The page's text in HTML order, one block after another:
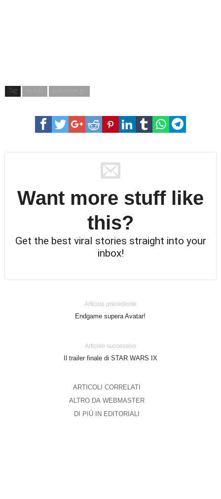
Tag pokemon go
Want more stuff like
this?
Get the best viral stories straight into your
inbox!
Articolo precedente
Endgame supera Avatar!
Articolo successivo
Il trailer finale di STAR WARS IX
ARTICOLI CORRELATI
ALTRO DA WEBMASTER
DI PIÙ IN EDITORIALI